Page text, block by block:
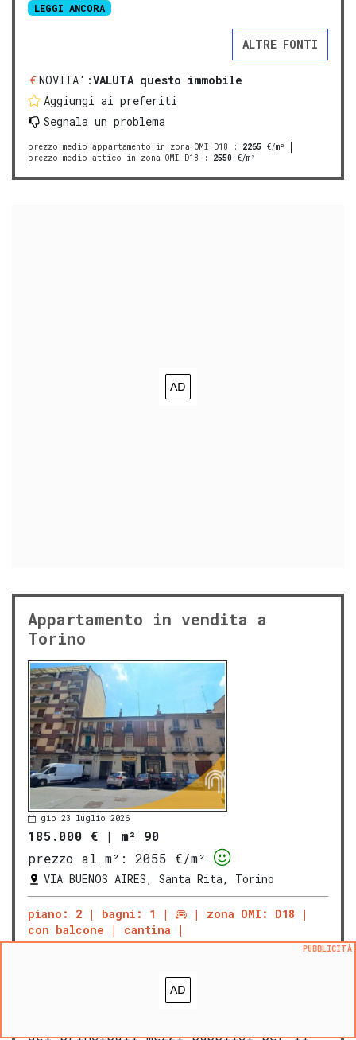
LEGGI ANCORA
ALTRE FONTI
NOVITA':VALUTA questo immobile
Aggiungi ai preferiti
Segnala un problema
prezzo medio appartamento in zona OMI D18 : 2265 €/m²
prezzo medio attico in zona OMI D18 : 2550 €/m²
Appartamento in vendita a
Torino
gio 23 luglio 2026
185.000 € | m² 90
prezzo al m²:
2055 €/m²
VIA BUENOS AIRES, Santa Rita, Torino
piano: 2 bagni: 1
zona OMI: D18
con balcone
cantina
Rita, a pochi passi da via Tripoli e
corso Agnelli, da tutti i servizi
dei principali mezzi pubblici per il
PUBBLICITÀ